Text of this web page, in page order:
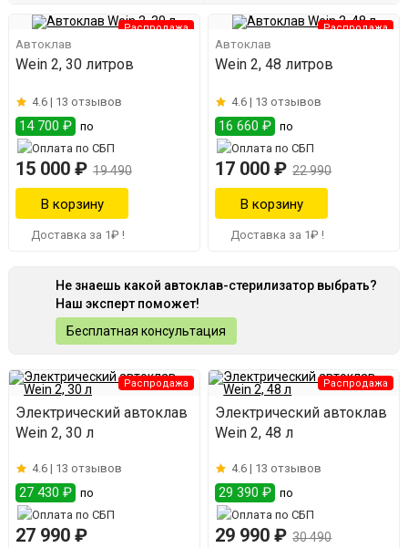
Распродажа
Автоклав
Wein 2, 30 литров
4.6 | 13 отзывов
14 700 ₽ по
15 000 ₽ 19 490
Доставка за 1₽ !
Распродажа
Автоклав
Wein 2, 48 литров
4.6 | 13 отзывов
16 660 ₽ по
17 000 ₽ 22 990
Доставка за 1₽ !
Не знаешь какой автоклав-стерилизатор выбрать?
Наш эксперт поможет!
Бесплатная консультация
Распродажа
Электрический автоклав
Wein 2, 30 л
4.6 | 13 отзывов
27 430 ₽ по
27 990 ₽
Распродажа
Электрический автоклав
Wein 2, 48 л
4.6 | 13 отзывов
29 390 ₽ по
29 990 ₽ 30 490